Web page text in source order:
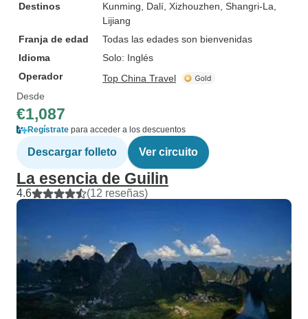
Destinos
Kunming , Dalí , Xizhouzhen , Shangri-La
Lijiang
Franja de edad
Todas las edades son bienvenidas
Idioma
Solo: Inglés
Operador
Top China Travel
Desde
€1,087
Regístrate para acceder a los descuentos
Descargar folleto Ver circuito
La esencia de Guilin
4.6 (12 reseñas)